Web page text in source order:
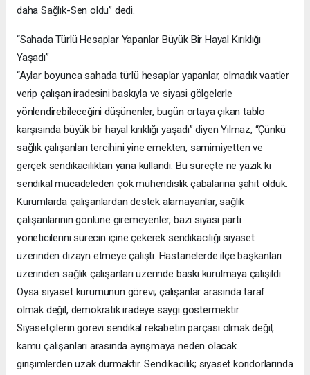
daha Sağlık-Sen oldu” dedi.
“Sahada Türlü Hesaplar Yapanlar Büyük Bir Hayal Kırıklığı
Yaşadı”
“Aylar boyunca sahada türlü hesaplar yapanlar, olmadık vaatler
verip çalışan iradesini baskıyla ve siyasi gölgelerle
yönlendirebileceğini düşünenler, bugün ortaya çıkan tablo
karşısında büyük bir hayal kırıklığı yaşadı” diyen Yılmaz, “Çünkü
sağlık çalışanları tercihini yine emekten, samimiyetten ve
gerçek sendikacılıktan yana kullandı. Bu süreçte ne yazık ki
sendikal mücadeleden çok mühendislik çabalarına şahit olduk.
Kurumlarda çalışanlardan destek alamayanlar, sağlık
çalışanlarının gönlüne giremeyenler, bazı siyasi parti
yöneticilerini sürecin içine çekerek sendikacılığı siyaset
üzerinden dizayn etmeye çalıştı. Hastanelerde ilçe başkanları
üzerinden sağlık çalışanları üzerinde baskı kurulmaya çalışıldı.
Oysa siyaset kurumunun görevi; çalışanlar arasında taraf
olmak değil, demokratik iradeye saygı göstermektir.
Siyasetçilerin görevi sendikal rekabetin parçası olmak değil,
kamu çalışanları arasında ayrışmaya neden olacak
girişimlerden uzak durmaktır. Sendikacılık; siyaset koridorlarında